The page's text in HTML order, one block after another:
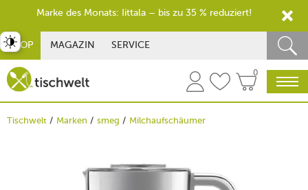
SHOP MAGAZIN SERVICE
0
Tischwelt Marken smeg Milchaufschäumer
umschalten
Marke des Monats: Iittala – bis zu 35 % reduziert!